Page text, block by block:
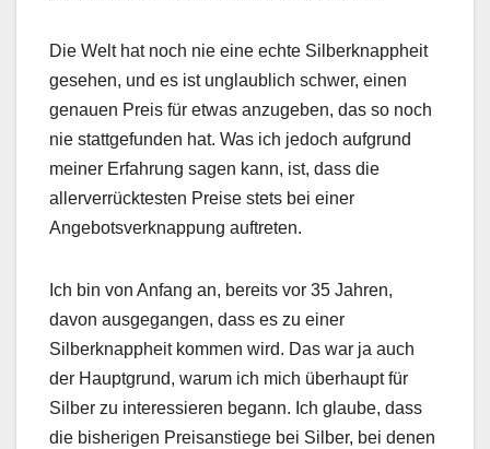
Die Welt hat noch nie eine echte Silberknappheit
gesehen, und es ist unglaublich schwer, einen
genauen Preis für etwas anzugeben, das so noch
nie stattgefunden hat. Was ich jedoch aufgrund
meiner Erfahrung sagen kann, ist, dass die
allerverrücktesten Preise stets bei einer
Angebotsverknappung auftreten.
Ich bin von Anfang an, bereits vor 35 Jahren,
davon ausgegangen, dass es zu einer
Silberknappheit kommen wird. Das war ja auch
der Hauptgrund, warum ich mich überhaupt für
Silber zu interessieren begann. Ich glaube, dass
die bisherigen Preisanstiege bei Silber, bei denen